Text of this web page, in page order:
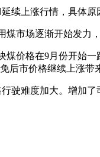
续上涨行情，具体原
市场逐渐开始发力
价格在9月份开始一
后市价格继续上涨
驶难度加大。增加